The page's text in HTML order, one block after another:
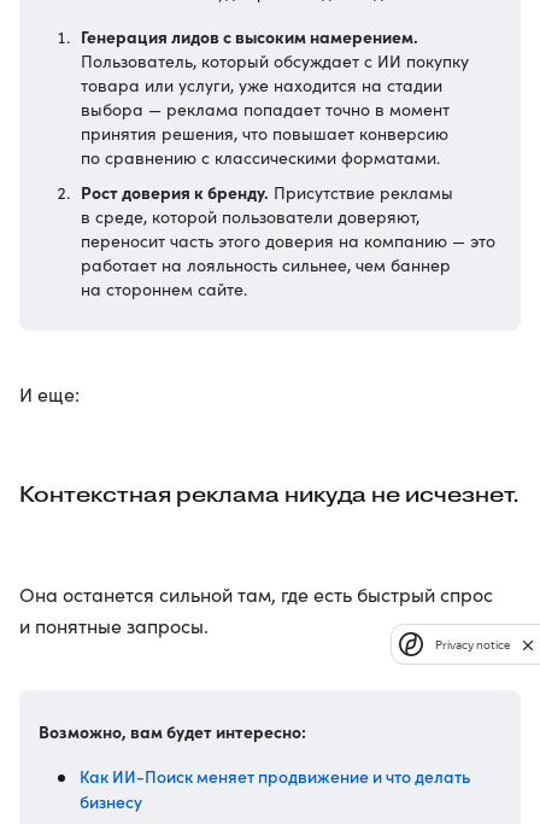
Генерация лидов с высоким намерением.
Пользователь, который обсуждает с ИИ покупку
товара или услуги, уже находится на стадии
выбора — реклама попадает точно в момент
принятия решения, что повышает конверсию
по сравнению с классическими форматами.
Рост доверия к бренду. Присутствие рекламы
в среде, которой пользователи доверяют,
переносит часть этого доверия на компанию — это
работает на лояльность сильнее, чем баннер
на стороннем сайте.
И еще:
Контекстная реклама никуда не исчезнет.
Она останется сильной там, где есть быстрый спрос
и понятные запросы.
Возможно, вам будет интересно:
Как ИИ-Поиск меняет продвижение и что делать
бизнесу
Privacy notice